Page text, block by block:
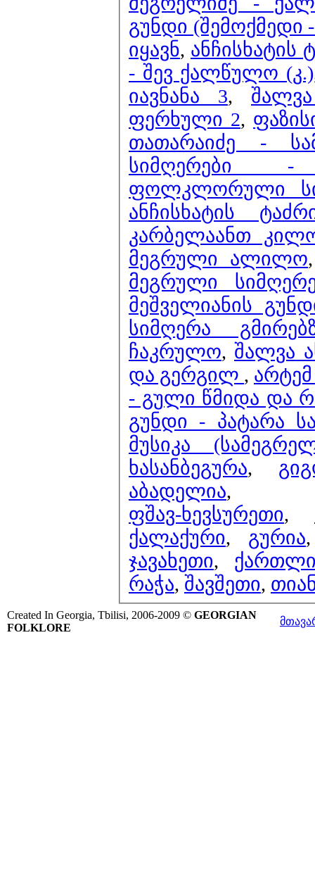
გუნდი (შემოქმედი
იყავნ,
- შევ ქალწულო (კ.)
იავნანა 3,
ფერხული 2,
თათარაიძე -
სიმღერები -
ფოლკლორული
ანჩისხატის
კარბელაანთ
მეგრული ალილო
მეგრული
მეშველიანის
სიმღერა
ჩაკრულო, შალვა
და გერგილ ,
- გული წმიდა და
გუნდი - პატარა
მუსიკა
ხასანბეგურა,
აბადელია,
ფშავ-ხევსურეთი,
ქალაქური, გურია
ჯავახეთი,
რაჭა, შავშეთი,
Created In Georgia, Tbilisi, 2006-2009 © GEORGIAN
FOLKLORE